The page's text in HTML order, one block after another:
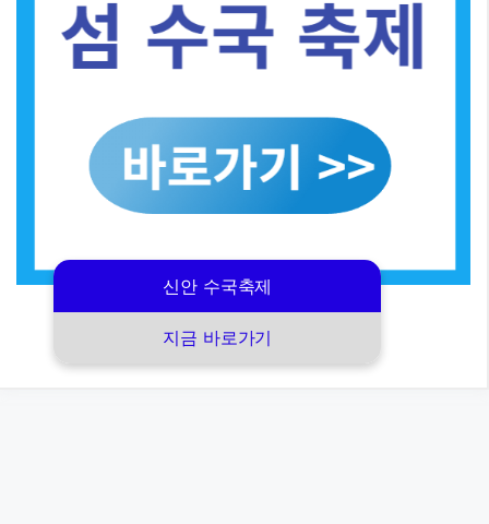
신안 수국축제
지금 바로가기
(신안 수국 축제 바로가기)